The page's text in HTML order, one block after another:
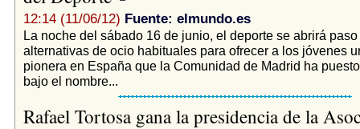
12:14 (11/06/12) Fuente: elmundo.es
La noche del sábado 16 de junio, el deporte se abrirá
alternativas de ocio habituales para ofrecer a los jóvenes
pionera en España que la Comunidad de Madrid ha
bajo el nombre...
Rafael Tortosa gana la presidencia de la